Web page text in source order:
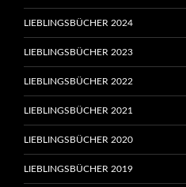
LIEBLINGSBÜCHER 2024
LIEBLINGSBÜCHER 2023
LIEBLINGSBÜCHER 2022
LIEBLINGSBÜCHER 2021
LIEBLINGSBÜCHER 2020
LIEBLINGSBÜCHER 2019